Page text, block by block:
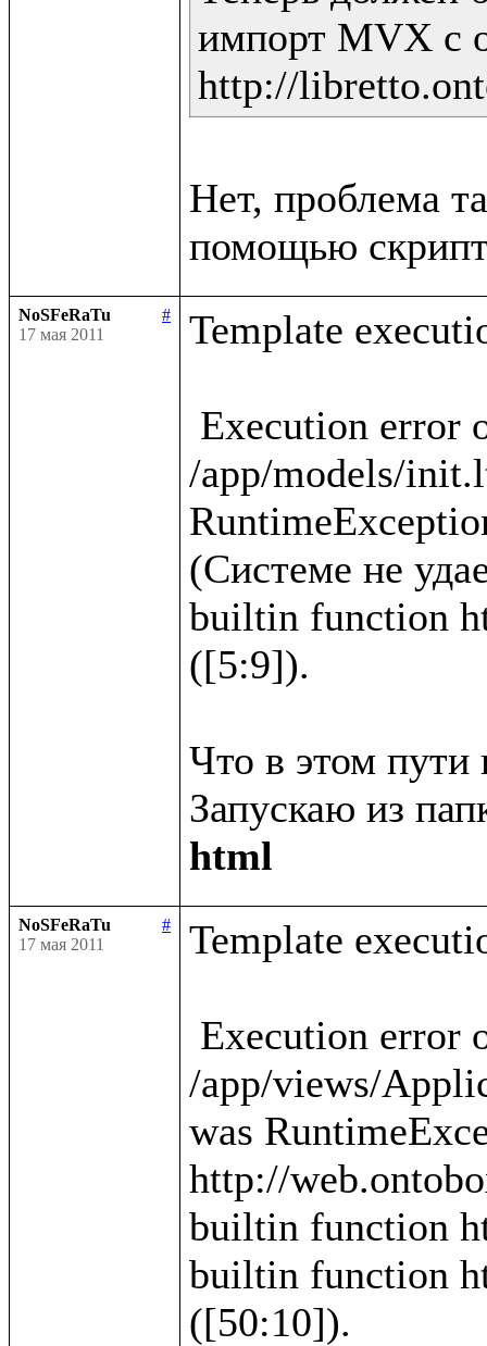
импорт MVX с
Нет, проблема
NoSFeRaTu
#
17 мая 2011
Template
/app/models/
(Системе не
builtin function
([5:9]).
Что в этом пути
Запускаю из
html
NoSFeRaTu
#
17 мая 2011
Template
/app/views/
was
http://
builtin function
builtin function
([50:10]).